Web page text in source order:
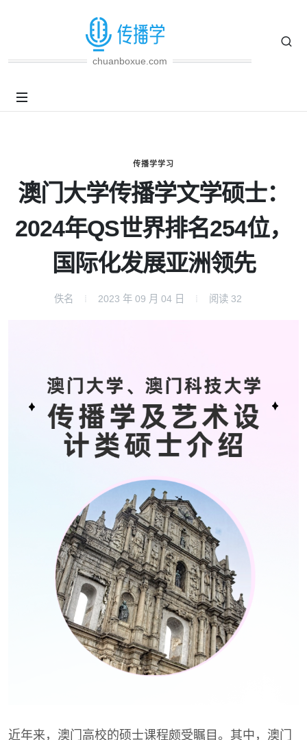
chuanboxue.com
传播学学习
澳门大学传播学文学硕士：
2024年QS世界排名254位，
国际化发展亚洲领先
佚名 2023 年 09 月 04 日 阅读 32
近年来，澳门高校的硕士课程颇受瞩目。其中，澳门